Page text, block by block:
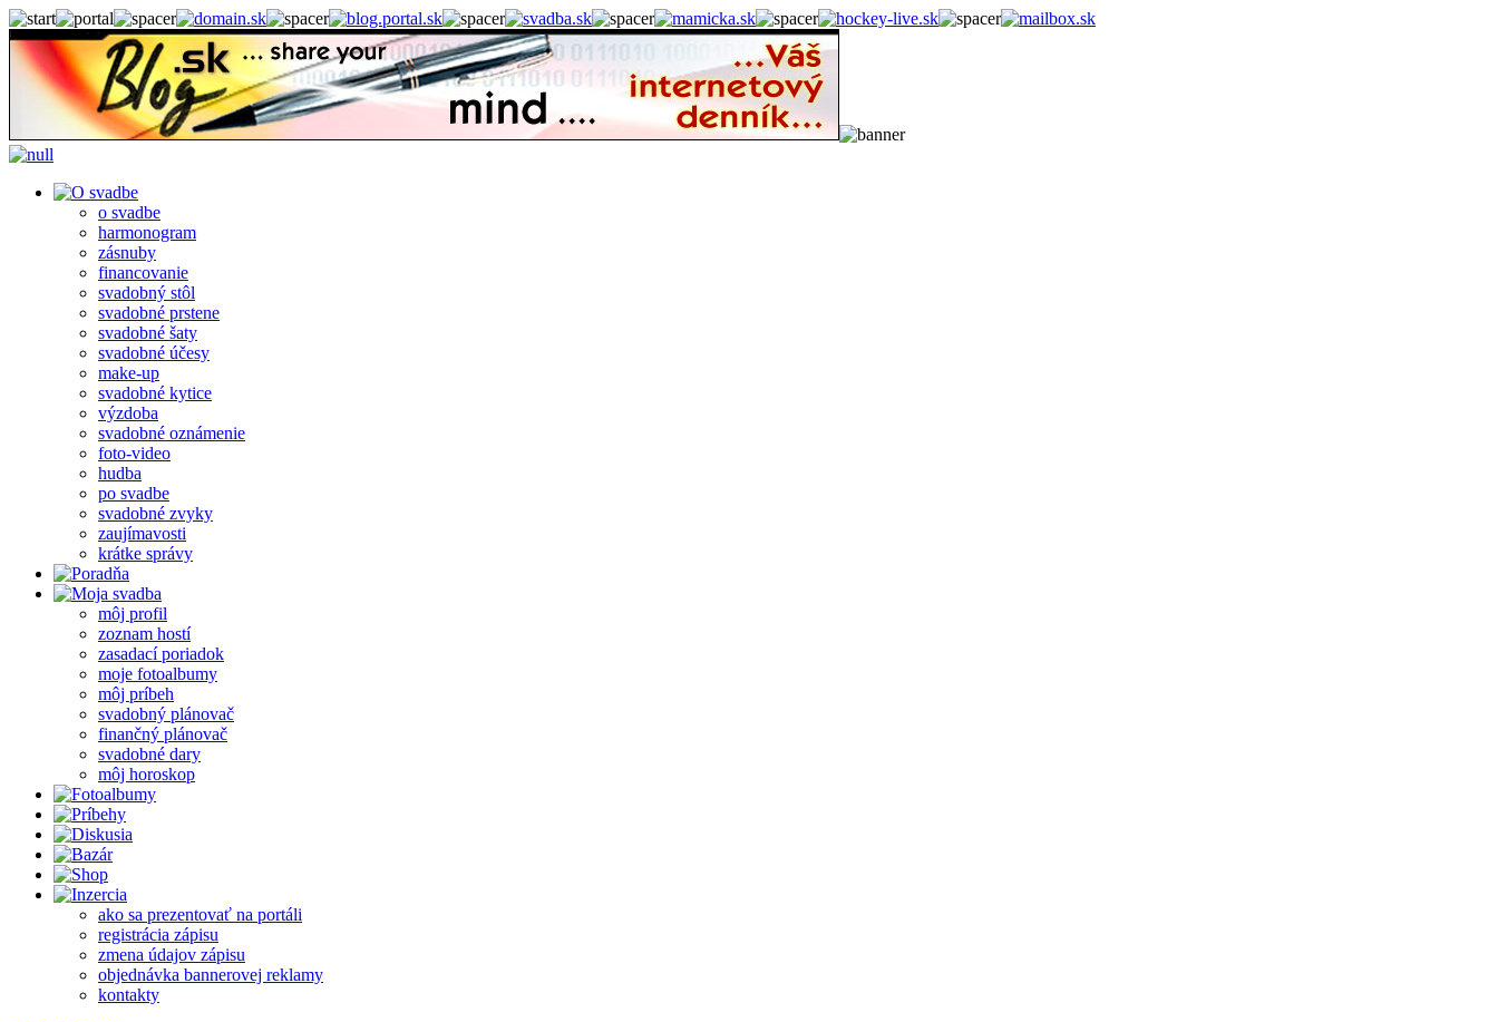
o svadbe
harmonogram
zásnuby
financovanie
svadobný stôl
svadobné prstene
svadobné šaty
svadobné účesy
make-up
svadobné kytice
výzdoba
svadobné oznámenie
foto-video
hudba
po svadbe
svadobné zvyky
zaujímavosti
krátke správy
môj profil
zoznam hostí
zasadací poriadok
moje fotoalbumy
môj príbeh
svadobný plánovač
finančný plánovač
svadobné dary
môj horoskop
ako sa prezentovať na portáli
registrácia zápisu
zmena údajov zápisu
objednávka bannerovej reklamy
kontakty